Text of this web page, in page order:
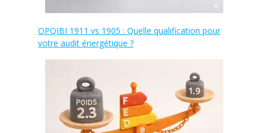
OPQIBI 1911 vs 1905 : Quelle qualification pour
votre audit énergétique ?